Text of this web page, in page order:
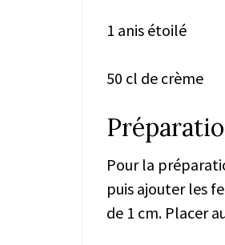
1 anis étoilé
50 cl de crème
Pour la
puis ajouter les
de 1 cm. Placer